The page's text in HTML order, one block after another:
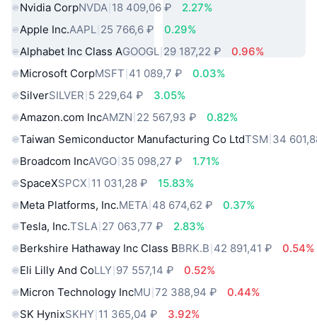
Nvidia CorpNVDA 18 409,06 ₽
2.27%
Apple Inc.AAPL 25 766,6 ₽
0.29%
Alphabet Inc Class AGOOGL 29 187,22 ₽
0.96%
Microsoft CorpMSFT 41 089,7 ₽
0.03%
SilverSILVER 5 229,64 ₽
3.05%
Amazon.com IncAMZN 22 567,93 ₽
0.82%
Taiwan Semiconductor Manufacturing Co LtdTSM 34
Broadcom IncAVGO 35 098,27 ₽
1.71%
SpaceXSPCX 11 031,28 ₽
15.83%
Meta Platforms, Inc.META 48 674,62 ₽
0.37%
Tesla, Inc.TSLA 27 063,77 ₽
2.83%
Berkshire Hathaway Inc Class BBRK.B 42 891,41 ₽
0.54%
Eli Lilly And CoLLY 97 557,14 ₽
0.52%
Micron Technology IncMU 72 388,94 ₽
0.44%
SK HynixSKHY 11 365,04 ₽
3.92%